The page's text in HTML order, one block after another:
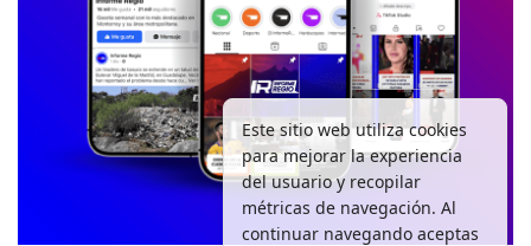
Este sitio web utiliza cookies
para mejorar la experiencia
del usuario y recopilar
métricas de navegación. Al
continuar navegando aceptas